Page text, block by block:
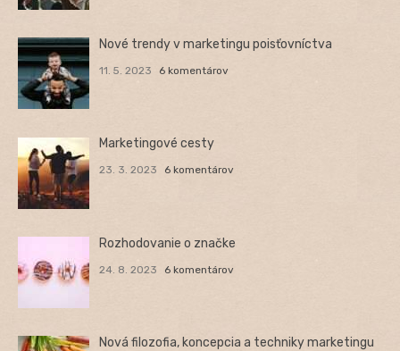
Nové trendy v marketingu poisťovníctva
11. 5. 2023 6 komentárov
Marketingové cesty
23. 3. 2023 6 komentárov
Rozhodovanie o značke
24. 8. 2023 6 komentárov
Nová filozofia, koncepcia a techniky marketingu